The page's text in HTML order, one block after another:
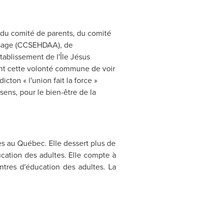
comité de parents, du comité
(CCSEHDAA), de
de l'Île Jésus
cette volonté commune de voir
« l'union fait la force »
pour le bien-être de la
au Québec. Elle dessert plus de
des adultes. Elle compte à
d'éducation des adultes. La